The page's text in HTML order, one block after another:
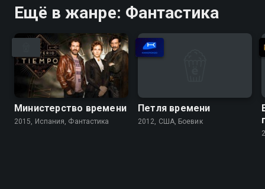
Ещё в жанре: Фантастика
Министерство времени
2015, Испания, Фантастика
Петля времени
2012, США, Боевик